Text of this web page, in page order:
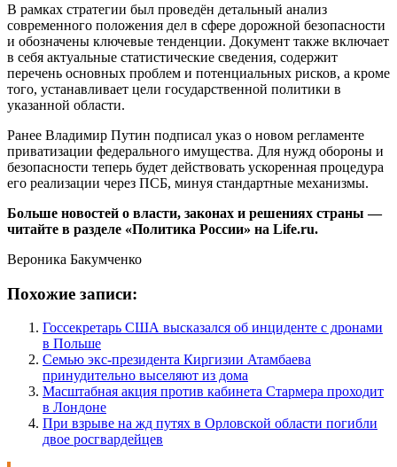
В рамках стратегии был проведён детальный анализ
современного положения дел в сфере дорожной безопасности
и обозначены ключевые тенденции. Документ также включает
в себя актуальные статистические сведения, содержит
перечень основных проблем и потенциальных рисков, а кроме
того, устанавливает цели государственной политики в
указанной области.
Ранее Владимир Путин подписал указ о новом регламенте
приватизации федерального имущества. Для нужд обороны и
безопасности теперь будет действовать ускоренная процедура
его реализации через ПСБ, минуя стандартные механизмы.
Больше новостей о власти, законах и решениях страны —
читайте в разделе «Политика России» на Life.ru.
Вероника Бакумченко
Похожие записи:
Госсекретарь США высказался об инциденте с дронами
в Польше
Семью экс-президента Киргизии Атамбаева
принудительно выселяют из дома
Масштабная акция против кабинета Стармера проходит
в Лондоне
При взрыве на жд путях в Орловской области погибли
двое росгвардейцев